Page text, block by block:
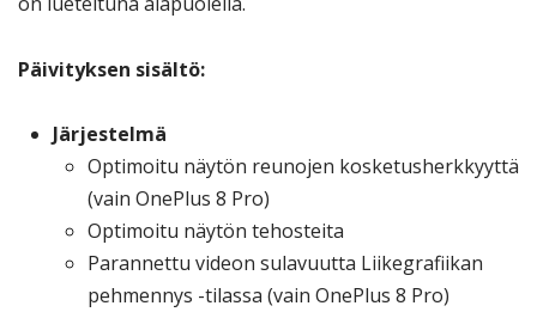
Päivityksen sisältö:
Järjestelmä
Optimoitu näytön reunojen kosketusherkkyyttä
(vain OnePlus 8 Pro)
Optimoitu näytön tehosteita
Parannettu videon sulavuutta Liikegrafiikan
pehmennys -tilassa (vain OnePlus 8 Pro)